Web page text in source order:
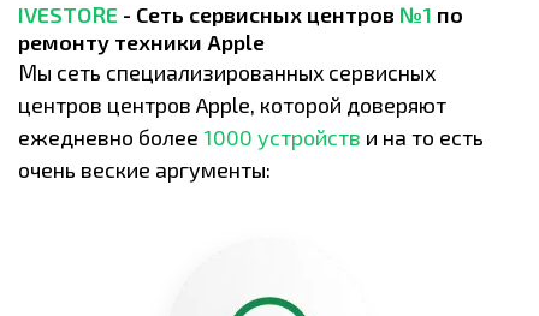
IVESTORE - Сеть сервисных центров №1 по
ремонту техники Apple
Мы сеть специализированных сервисных
центров центров Apple, которой доверяют
ежедневно более 1000 устройств и на то есть
очень веские аргументы: